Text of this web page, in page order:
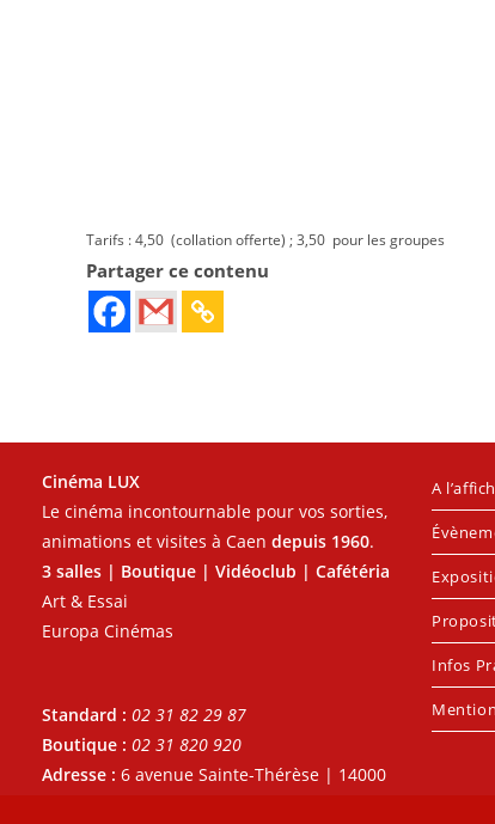
Tarifs : 4,50  (collation offerte) ; 3,50  pour les groupes
Partager ce contenu
Cinéma LUX
Le cinéma incontournable pour vos sorties,
animations et visites à Caen depuis 1960.
3 salles | Boutique | Vidéoclub | Cafétéria
Art & Essai
Europa Cinémas
Standard : 02 31 82 29 87
Boutique : 02 31 820 920
Adresse : 6 avenue Sainte-Thérèse | 14000
A
Infos